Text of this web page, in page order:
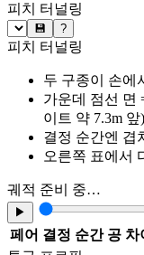
피치 터널링
💾 ?
피치 터널링
두 구종이 손에
가운데 점선 면
이트 약 7.3m 앞)
결정 순간엔 겹
오른쪽 표에서
궤적 준비 중…
▶
페어 결정 순간 공 차